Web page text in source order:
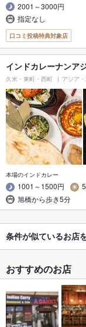
2001～3000円
指定なし
口コミ投稿特典対象店
インドカレーナンア
久米・東町・西町 アジア
本場のインドカレー
1001～1500円
旭橋から歩き5分
条件が似ているお店
おすすめのお店